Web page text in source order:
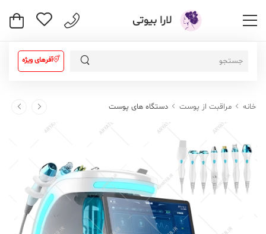
لارا بیوتی
آفرهای ویژه
خانه مراقبت از پوست دستگاه های پوست